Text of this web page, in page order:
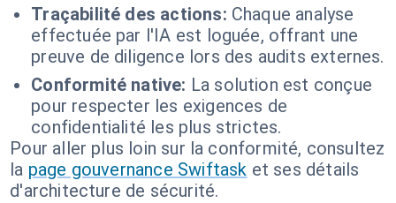
Traçabilité des actions: Chaque analyse
effectuée par l'IA est loguée, offrant une
preuve de diligence lors des audits externes.
Conformité native: La solution est conçue
pour respecter les exigences de
confidentialité les plus strictes.
Pour aller plus loin sur la conformité, consultez
la page gouvernance Swiftask et ses détails
d'architecture de sécurité.